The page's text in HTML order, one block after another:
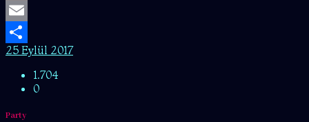
Twitter
Email
Share
25 Eylül 2017
1.704
0
Party